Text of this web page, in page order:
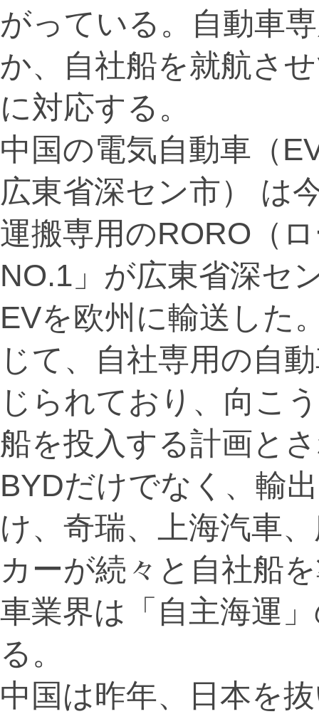
がっている。自動車
か、自社船を就航さ
に対応する。
中国の電気自動車（
広東省深セン市） は
運搬専用のRORO（
NO.1」が広東省深セ
EVを欧州に輸送した
じて、自社専用の自
じられており、向こ
船を投入する計画と
BYDだけでなく、輸
け、奇瑞、上海汽車
カーが続々と自社船
車業界は「自主海運
る。
中国は昨年、日本を